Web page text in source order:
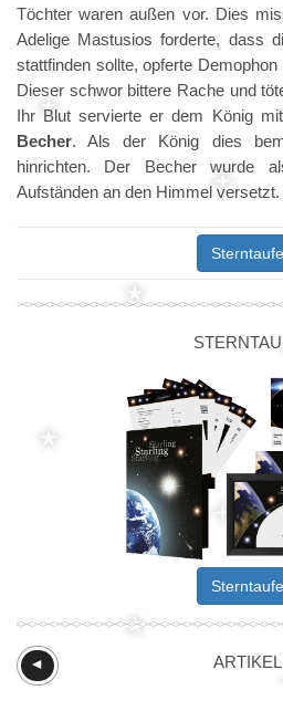
Töchter waren außen vor. Dies
Adelige Mastusios forderte, dass
stattfinden sollte, opferte
Dieser schwor bittere Rache und
Ihr Blut servierte er dem König
Becher. Als der König dies
hinrichten. Der Becher wurde
Aufständen an den Himmel versetzt.
Sterntaufe
Sterntaufe
ARTIKEL
►